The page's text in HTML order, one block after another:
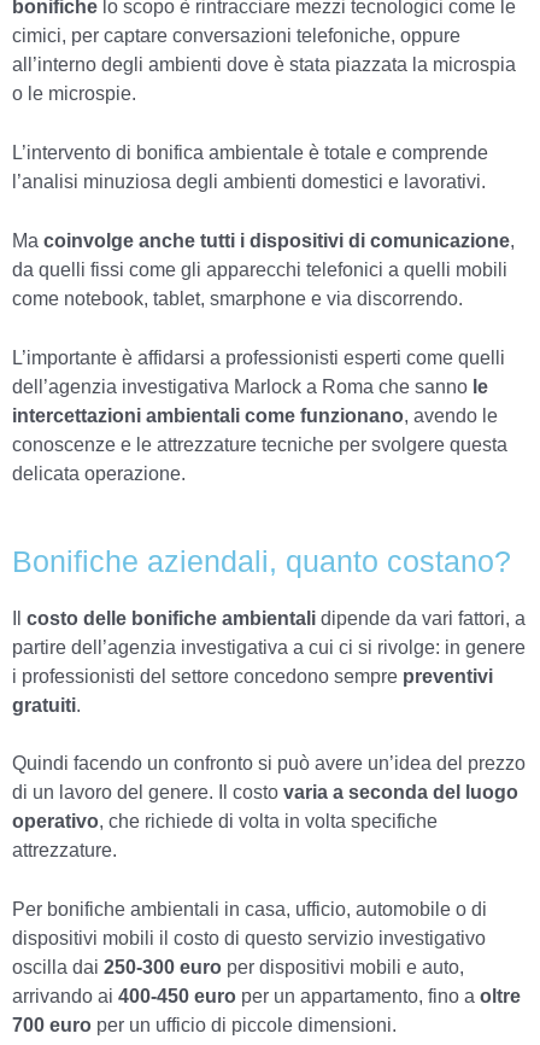
bonifiche lo scopo è rintracciare mezzi tecnologici come le
cimici, per captare conversazioni telefoniche, oppure
all’interno degli ambienti dove è stata piazzata la microspia
o le microspie.
L’intervento di bonifica ambientale è totale e comprende
l’analisi minuziosa degli ambienti domestici e lavorativi.
Ma coinvolge anche tutti i dispositivi di comunicazione,
da quelli fissi come gli apparecchi telefonici a quelli mobili
come notebook, tablet, smarphone e via discorrendo.
L’importante è affidarsi a professionisti esperti come quelli
dell’agenzia investigativa Marlock a Roma che sanno le
intercettazioni ambientali come funzionano, avendo le
conoscenze e le attrezzature tecniche per svolgere questa
delicata operazione.
Bonifiche aziendali, quanto costano?
costo delle bonifiche ambientali dipende da vari fattori, a
partire dell’agenzia investigativa a cui ci si rivolge: in genere
i professionisti del settore concedono sempre preventivi
gratuiti.
Quindi facendo un confronto si può avere un’idea del prezzo
di un lavoro del genere. Il costo varia a seconda del luogo
operativo, che richiede di volta in volta specifiche
attrezzature.
Per bonifiche ambientali in casa, ufficio, automobile o di
dispositivi mobili il costo di questo servizio investigativo
oscilla dai 250-300 euro per dispositivi mobili e auto,
arrivando ai 400-450 euro per un appartamento, fino a oltre
700 euro per un ufficio di piccole dimensioni.